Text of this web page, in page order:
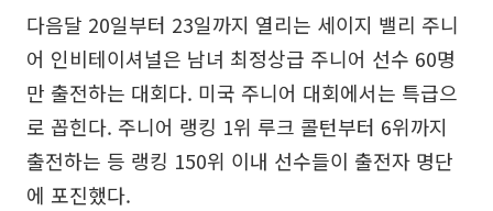
다음달 20일부터 23일까지 열리는 세이지 밸리 주니
어 인비테이셔널은 남녀 최정상급 주니어 선수 60명
만 출전하는 대회다. 미국 주니어 대회에서는 특급으
로 꼽힌다. 주니어 랭킹 1위 루크 콜턴부터 6위까지
출전하는 등 랭킹 150위 이내 선수들이 출전자 명단
에 포진했다.